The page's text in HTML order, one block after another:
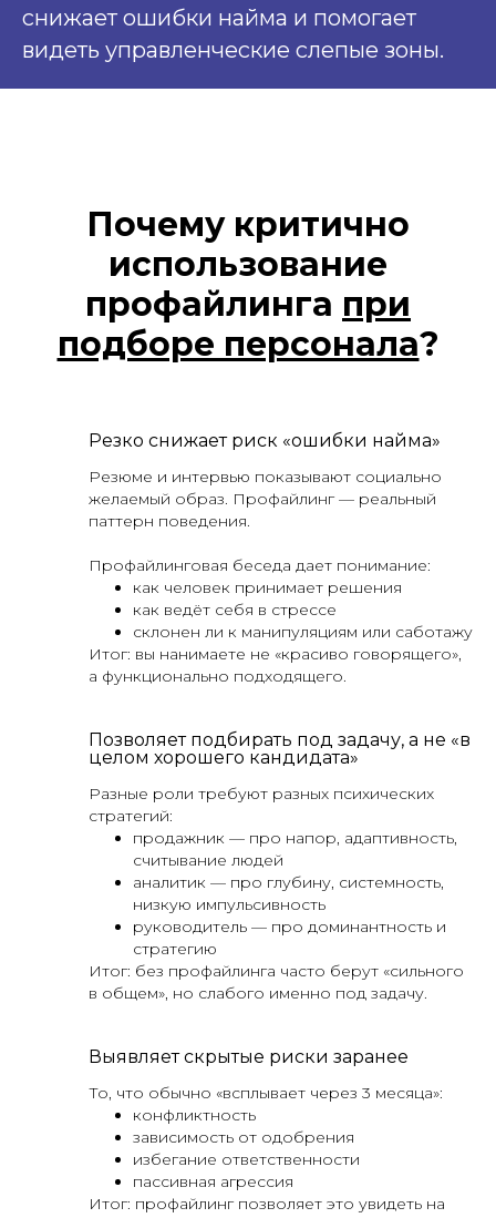
снижает ошибки найма и помогает
видеть управленческие слепые зоны.
Почему критично
использование
профайлинга при
подборе персонала?
Резко снижает риск «ошибки найма»
Резюме и интервью показывают социально
желаемый образ. Профайлинг — реальный
паттерн поведения.
Профайлинговая беседа дает понимание:
как человек принимает решения
как ведёт себя в стрессе
склонен ли к манипуляциям или саботажу
Итог: вы нанимаете не «красиво говорящего»,
а функционально подходящего.
Позволяет подбирать под задачу, а не «в
целом хорошего кандидата»
Разные роли требуют разных психических
стратегий:
продажник — про напор, адаптивность,
считывание людей
аналитик — про глубину, системность,
низкую импульсивность
руководитель — про доминантность и
стратегию
Итог: без профайлинга часто берут «сильного
в общем», но слабого именно под задачу.
Выявляет скрытые риски заранее
То, что обычно «всплывает через 3 месяца»:
конфликтность
зависимость от одобрения
избегание ответственности
пассивная агрессия
Итог: профайлинг позволяет это увидеть на